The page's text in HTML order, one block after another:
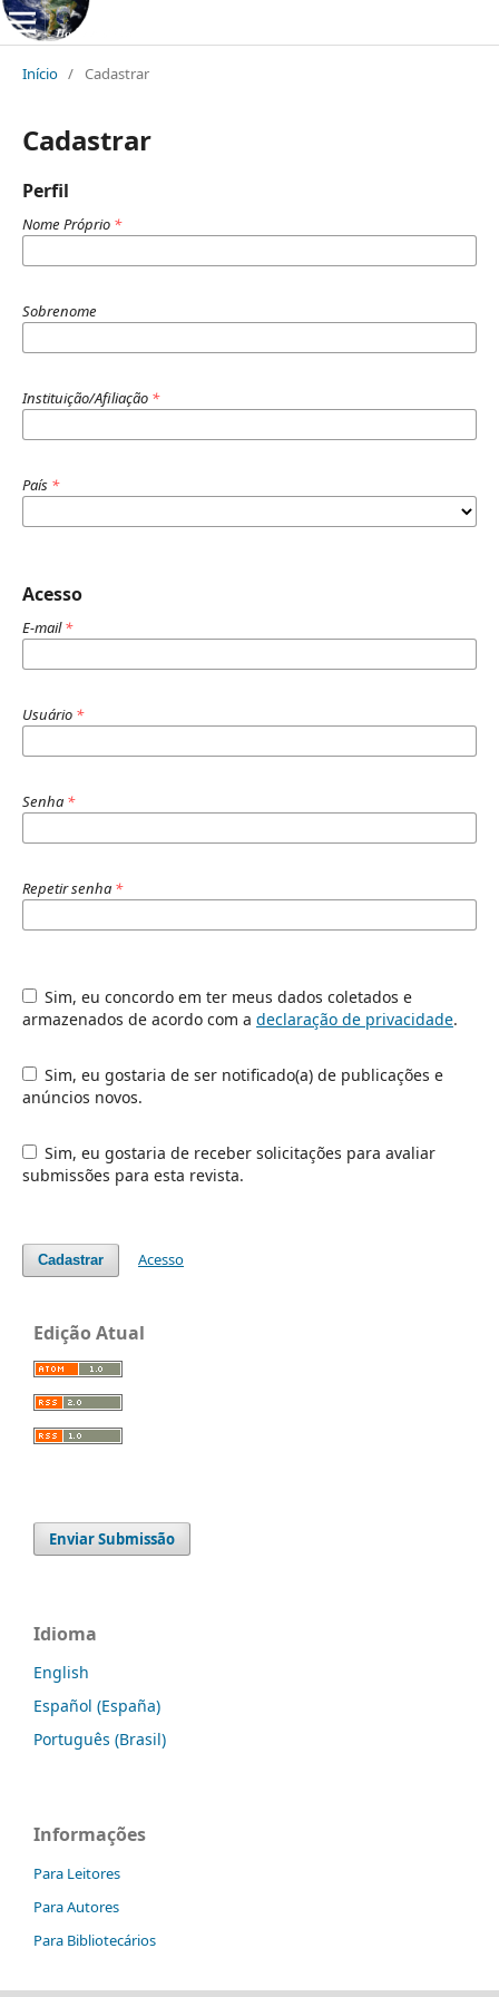
Início / Cadastrar
Cadastrar
Perfil
Nome Próprio *
Sobrenome
Instituição/Afiliação *
País *
Acesso
E-mail*
Usuário *
Senha *
Repetir senha *
Sim, eu concordo em ter meus dados coletados e
armazenados de acordo com a declaração de privacidade.
Sim, eu gostaria de ser notificado(a) de publicações e
anúncios novos.
Sim, eu gostaria de receber solicitações para avaliar
submissões para esta revista.
Cadastrar Acesso
Edição Atual
Enviar Submissão
Idioma
English
Español (España)
Português (Brasil)
Informações
Para Leitores
Para Autores
Para Bibliotecários